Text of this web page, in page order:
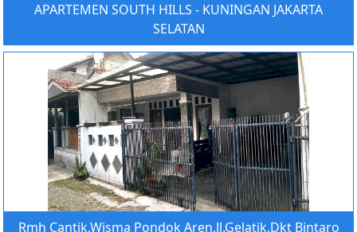
APARTEMEN SOUTH HILLS - KUNINGAN JAKARTA
SELATAN
Rmh Cantik,Wisma Pondok Aren,Jl.Gelatik,Dkt Bintaro